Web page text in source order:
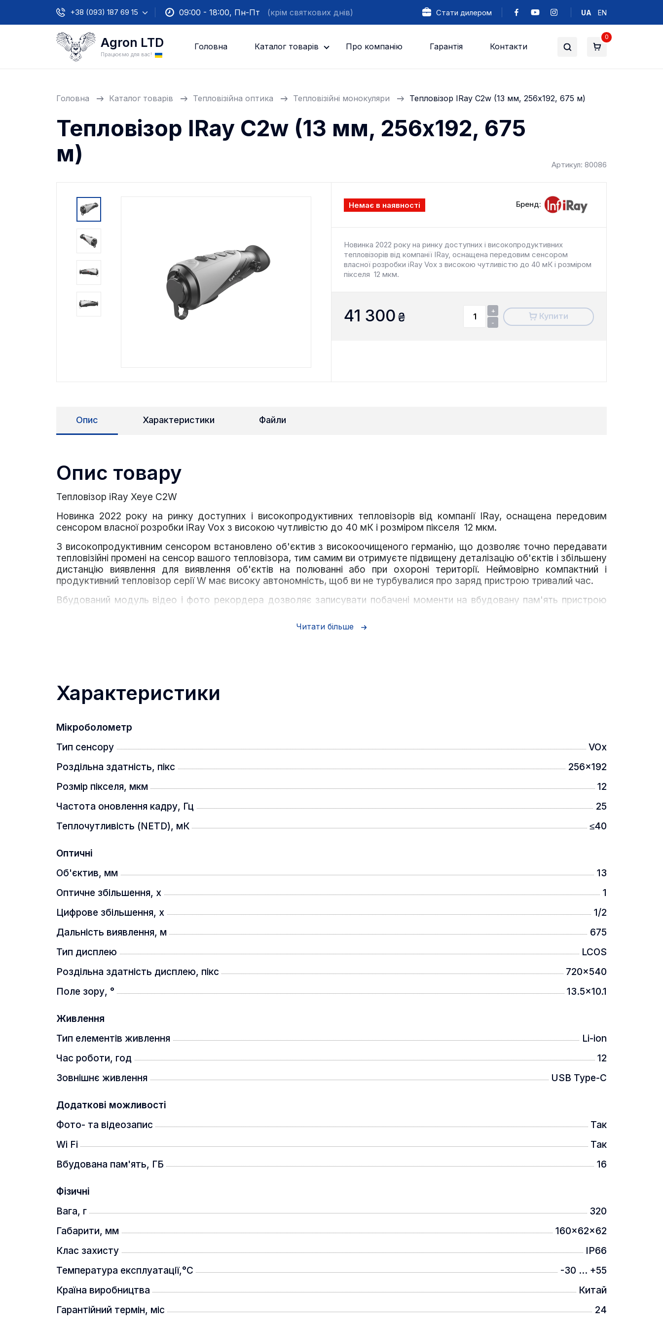
+38 (093) 187 69 15 09:00 - 18:00, Пн-Пт (крім святкових днів) Стати дилером UA EN
Agron LTD
Працюємо для вас!
Головна Каталог товарів Про компанію Гарантія Контакти
0
Головна Каталог товарів Тепловізійна оптика Тепловізійні монокуляри Тепловізор IRay C2w (13 мм, 256х192, 675 м)
Тепловізор IRay C2w (13 мм, 256х192, 675
м)
Артикул: 80086
Немає в наявності Бренд:
Новинка 2022 року на ринку доступних і високопродуктивних
тепловізорів від компанії IRay, оснащена передовим сенсором
власної розробки iRay Vox з високою чутливістю до 40 мК і розміром
пікселя 12 мкм.
41 300 ₴
+
-
Купити
Опис Характеристики Файли
Опис товару
Тепловізор iRay Xeye C2W
Новинка 2022 року на ринку доступних і високопродуктивних тепловізорів від компанії IRay, оснащена передовим
сенсором власної розробки iRay Vox з високою чутливістю до 40 мК і розміром пікселя 12 мкм.
З високопродуктивним сенсором встановлено об'єктив з високоочищеного германію, що дозволяє точно передавати
тепловізійні промені на сенсор вашого тепловізора, тим самим ви отримуєте підвищену деталізацію об'єктів і збільшену
дистанцію виявлення для виявлення об'єктів на полюванні або при охороні території. Неймовірно компактний і
продуктивний тепловізор серії W має високу автономність, щоб ви не турбувалися про заряд пристрою тривалий час.
Вбудований модуль відео і фото рекордера дозволяє записувати побачені моменти на вбудовану пам'ять пристрою
видаленні. Встановіть ваш монокуляр на штатив, підключіться до нього за коштами Wi-Fi і спостерігайте за тим, що
Читати більше
Характеристики
Мікроболометр
Тип сенсору
VOx
Роздільна здатність, пікс
256x192
Розмір пікселя, мкм
12
Частота оновлення кадру, Гц
25
Теплочутливість (NETD), мК
≤40
Оптичні
Об'єктив, мм
13
Оптичне збільшення, x
1
Цифрове збільшення, x
1/2
Дальність виявлення, м
675
Тип дисплею
LCOS
Роздільна здатність дисплею, пікс
720x540
Поле зору, °
13.5x10.1
Живлення
Тип елементів живлення
Li-ion
Час роботи, год
12
Зовнішнє живлення
USB Type-C
Додаткові можливості
Фото- та відеозапис
Так
Wi Fi
Так
Вбудована пам'ять, ГБ
16
Фізичні
Вага, г
320
Габарити, мм
160x62x62
Клас захисту
IP66
Температура експлуатації,°C
-30 ... +55
Країна виробництва
Китай
Гарантійний термін, міс
24